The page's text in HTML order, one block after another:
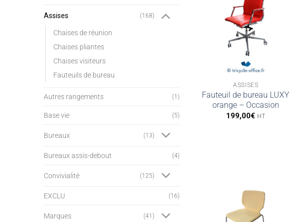
Assises (168)
Chaises de réunion
Chaises pliantes
Chaises visiteurs
Fauteuils de bureau
Autres rangements (1)
Base vie (5)
Bureaux (13)
Bureaux assis-debout (4)
Convivialité (125)
EXCLU (16)
Marques (41)
ASSISES
Fauteuil de bureau LUXY
orange – Occasion
199,00€ HT